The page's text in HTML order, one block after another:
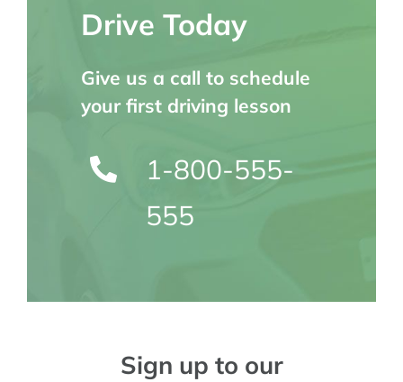
Drive Today
Give us a call to schedule
your first driving lesson
1-800-555-
555
Sign up to our